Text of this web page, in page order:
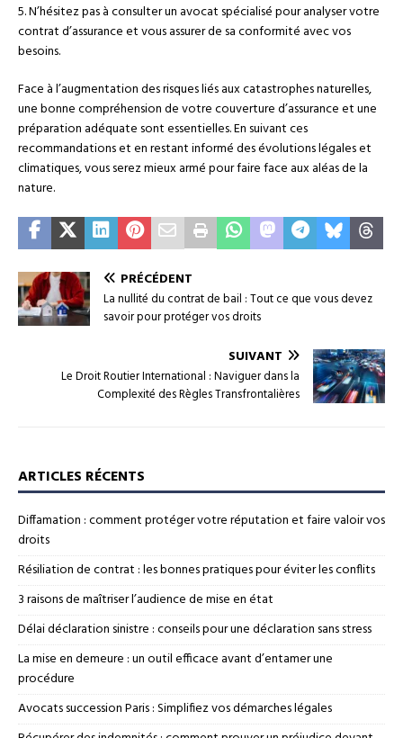
5. N’hésitez pas à consulter un avocat spécialisé pour analyser votre
contrat d’assurance et vous assurer de sa conformité avec vos
besoins.
Face à l’augmentation des risques liés aux catastrophes naturelles,
une bonne compréhension de votre couverture d’assurance et une
préparation adéquate sont essentielles. En suivant ces
recommandations et en restant informé des évolutions légales et
climatiques, vous serez mieux armé pour faire face aux aléas de la
nature.
PRÉCÉDENT
La nullité du contrat de bail : Tout ce que vous devez
savoir pour protéger vos droits
SUIVANT
Le Droit Routier International : Naviguer dans la
Complexité des Règles Transfrontalières
ARTICLES RÉCENTS
Diffamation : comment protéger votre réputation et faire valoir vos
droits
Résiliation de contrat : les bonnes pratiques pour éviter les conflits
3 raisons de maîtriser l’audience de mise en état
Délai déclaration sinistre : conseils pour une déclaration sans stress
La mise en demeure : un outil efficace avant d’entamer une
procédure
Avocats succession Paris : Simplifiez vos démarches légales